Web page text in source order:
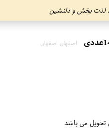
لذت بخش و دلنشین
اصفهان اصفهان
تحویل می باشد